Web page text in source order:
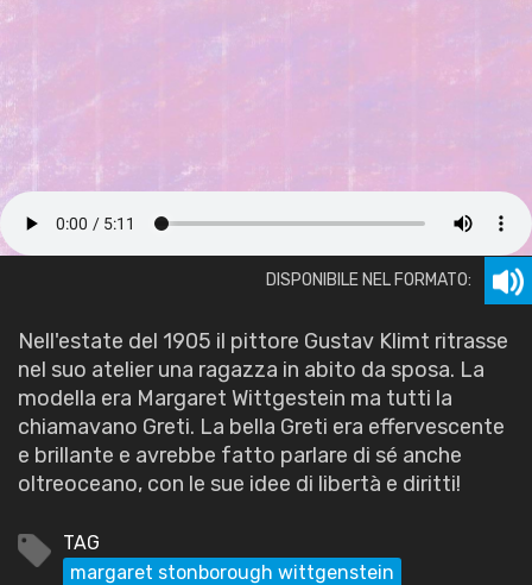
DISPONIBILE NEL FORMATO:
Nell'estate del 1905 il pittore Gustav Klimt ritrasse
nel suo atelier una ragazza in abito da sposa. La
modella era Margaret Wittgestein ma tutti la
chiamavano Greti. La bella Greti era effervescente
e brillante e avrebbe fatto parlare di sé anche
oltreoceano, con le sue idee di libertà e diritti!
TAG
margaret stonborough wittgenstein